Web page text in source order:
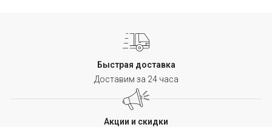
Быстрая доставка
Доставим за 24 часа
Акции и скидки